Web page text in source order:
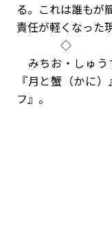
る。これは誰もが
責任が軽くなった
◇
みちお・しゅ
『月と蟹（かに
フ』。